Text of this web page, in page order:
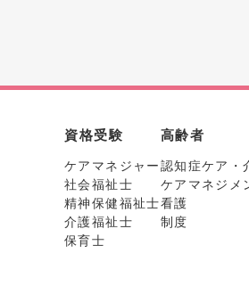
資格受験
ケアマネジャー
社会福祉士
精神保健福祉士
介護福祉士
保育士
高齢者
認知症ケア・
ケアマネジメ
看護
制度